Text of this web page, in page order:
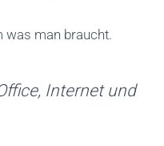
man braucht.
Internet und